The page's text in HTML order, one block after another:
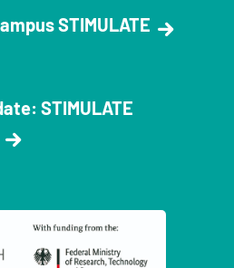
STIMULATE
STIMULATE